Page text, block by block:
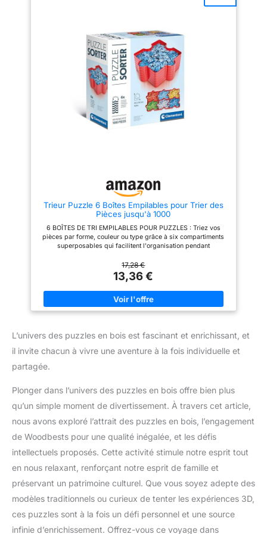
liquides. Vos affaires restent
bien en place, évitant tout
risque de déversement.
Empilable et transparente: Cette
petite boite de rangement
combine praticité et visibilité ;
empilable pour optimiser
l’espace de rangement et
transparente pour identifier
rapidement son contenu sans
avoir à l’ouvrir, idéale pour une
ou votre matériel d'art plastique.
permet de ranger de très petits
objets. À assortir pour un
rangement modulable : Empilez
cette petite boite plastique avec
les modèles complémentaires
de la gamme (MCC-S, MCC-L)
vos pièces comme bon vous
souhaitez faire une pause
durant l'assemblage, empilez
les bacs les uns sur les autres
pour un maximum de gain de
place. PARTAGEZ : Ces bacs
sont très pratiques pour
partager et se passer des
pièces lorsqu'on assemble un
puzzle à plusieurs. De plus, les
bacs se rangent facilement
dans leur boite, pour transporter
conserver ses pièces de puzzle
bacs peuvent contenir les
pièces d'un puzzle de 1000
manipuler. Stable - Facile à
empiler. Compact - Facile à
ranger. UN CADEAU IDEAL pour
ravis de recevoir ce cadeau très
pratique. Un cadeau parfait et
original pour toutes les
plaisir.
Trieur Puzzle 6 Boîtes Empilables pour Trier des
Pièces jusqu'à 1000
6 BOÎTES DE TRI EMPILABLES POUR PUZZLES : Triez vos
pièces par forme, couleur ou type grâce à six compartiments
superposables qui facilitent l'organisation pendant
COMPLEXES : Chaque boîte mesure 19 x 19 cm, conçue pour
contenir un volume important de pièces, compatible avec les
puzzles jusqu'à 1000 éléments. RANGEMENT COMPACT ET
TRANSPORTABLE : Accessoire conçu pour transporter
facilement votre puzzle lors de déplacements, tout en gardant
chaque pièce bien sécurisée. ADAPTÉ AUX ENFANTS ET AUX
accessible à tous. SOLUTION DE TRI POUR FANS DE PUZZLES
voyage ou pour toute activité nécessitant un tri efficace des
17,28 €
13,36 €
L’univers des puzzles en bois est fascinant et enrichissant, et
il invite chacun à vivre une aventure à la fois individuelle et
partagée.
Plonger dans l’univers des puzzles en bois offre bien plus
qu’un simple moment de divertissement. À travers cet article,
nous avons exploré l’attrait des puzzles en bois, l’engagement
de Woodbests pour une qualité inégalée, et les défis
intellectuels proposés. Cette activité stimule notre esprit tout
en nous relaxant, renforçant notre esprit de famille et
préservant un patrimoine culturel. Que vous soyez adepte des
modèles traditionnels ou curieux de tenter les expériences 3D,
ces puzzles sont à la fois un défi personnel et une source
infinie d’enrichissement. Offrez-vous ce voyage dans